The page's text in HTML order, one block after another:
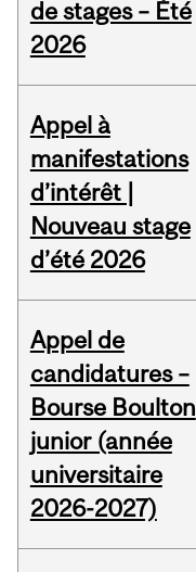
de stages – Été
2026
Appel à
manifestations
d’intérêt |
Nouveau stage
d’été 2026
Appel de
candidatures –
Bourse Boulton
junior (année
universitaire
2026-2027)